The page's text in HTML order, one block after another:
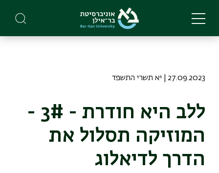
main
27.09.2023 | יא תשרי התשפד
ללב היא חודרת - 3# -
המוזיקה תסלול את
הדרך לדיאלוג